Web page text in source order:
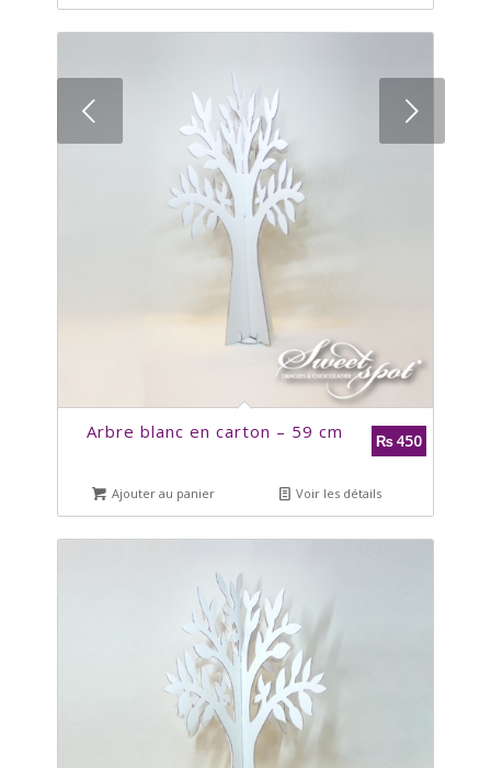
Arbre blanc en carton – 59 cm ₨450
Ajouter au panier Voir les détails
Suivant